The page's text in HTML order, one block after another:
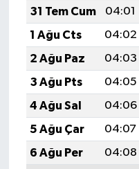
31 Tem Cum
04:01
1 Ağu Cts
04:02
2 Ağu Paz
04:03
3 Ağu Pts
04:05
4 Ağu Sal
04:06
5 Ağu Çar
04:07
6 Ağu Per
04:08
AYDIN
DENİZLİ
İZMİR
KÜTAHYA
MANİSA